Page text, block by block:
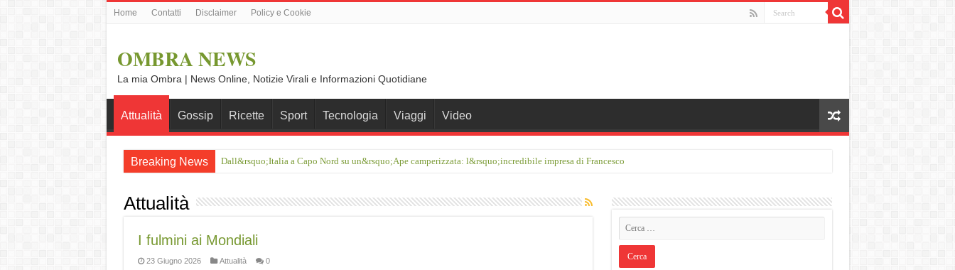
Home Contatti Disclaimer Policy e Cookie
OMBRA NEWS
La mia Ombra | News Online, Notizie Virali e Informazioni Quotidiane
Attualità Gossip Ricette Sport Tecnologia Viaggi Video
Breaking News Dall&rsquo;Italia a Capo Nord su un&rsquo;Ape camperizzata: l&rsquo;incredibile impresa di Francesco
Attualità
I fulmini ai Mondiali
23 Giugno 2026 Attualità 0